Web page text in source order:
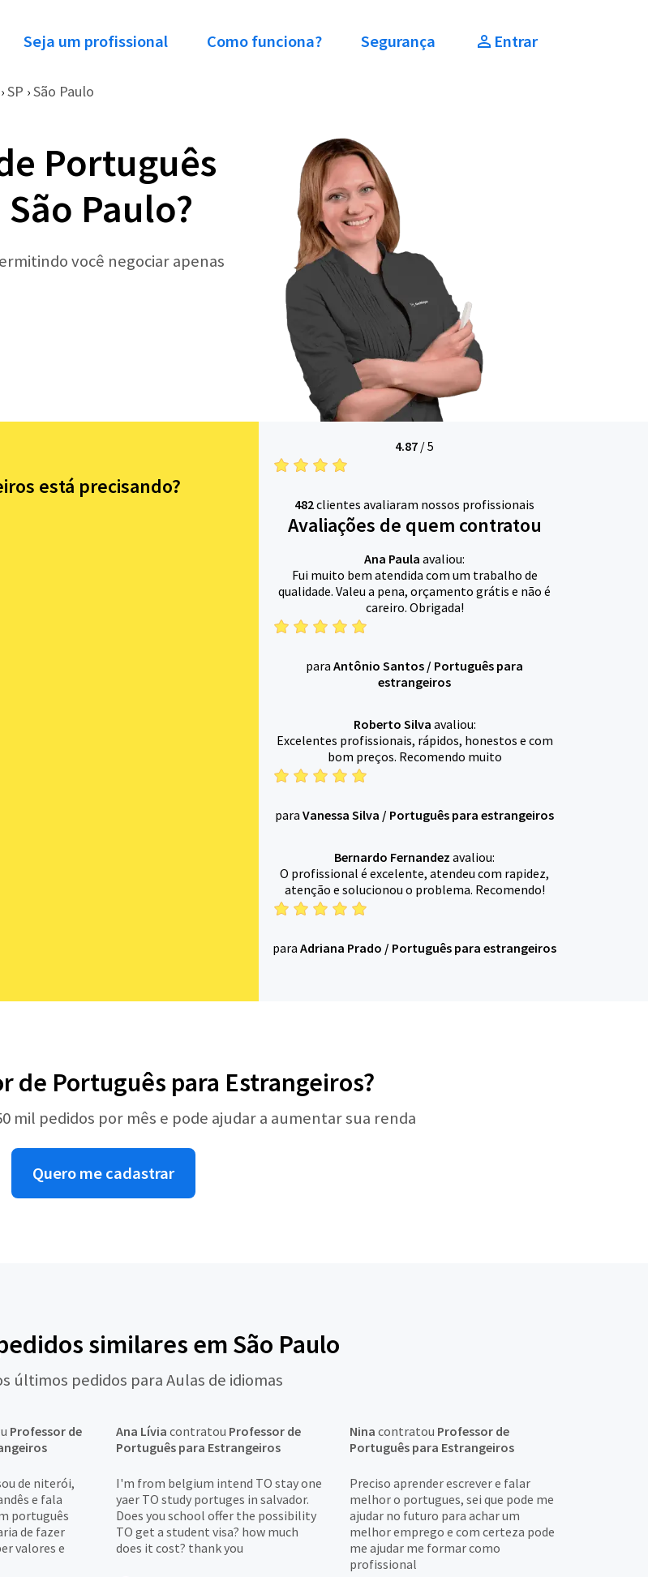
Seja um profissional Como funciona? Segurança Entrar
› SP › São Paulo
Português
Paulo?
você negociar apenas
está precisando?
4.87 /5
482clientes avaliaram nossos profissionais
Avaliações de quem contratou
Ana Paula avaliou:
Fui muito bem atendida com um trabalho de
qualidade. Valeu a pena, orçamento grátis e não é
careiro. Obrigada!
para Antônio Santos / Português para
estrangeiros
Roberto Silva avaliou:
Excelentes profissionais, rápidos, honestos e com
bom preços. Recomendo muito
para Vanessa Silva / Português para estrangeiros
Bernardo Fernandez avaliou:
O profissional é excelente, atendeu com rapidez,
atenção e solucionou o problema. Recomendo!
para Adriana Prado / Português para estrangeiros
de Português para Estrangeiros?
mil pedidos por mês e pode ajudar a aumentar sua renda
Quero me cadastrar
similares em São Paulo
últimos pedidos para Aulas de idiomas
Professor de
de niterói,
e fala
português
de fazer
valores e
Ana Lívia contratou Professor de
Português para Estrangeiros
I'm from belgium intend TO stay one
yaer TO study portuges in salvador.
Does you school offer the possibility
TO get a student visa? how much
does it cost? thank you
Nina contratou Professor de
Português para Estrangeiros
Preciso aprender escrever e falar
melhor o portugues, sei que pode me
ajudar no futuro para achar um
melhor emprego e com certeza pode
me ajudar me formar como
profissional